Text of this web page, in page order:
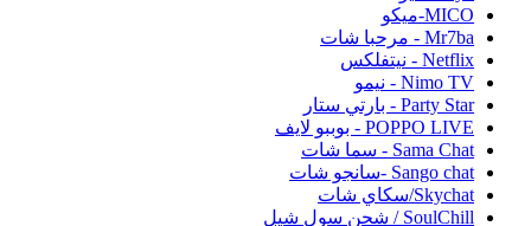
MICO-ميكو
Mr7ba - مرحبا شات
Netflix - نيتفلكس
Nimo TV - نيمو
Party Star - بارتي ستار
POPPO LIVE - بوببو لايف
Sama Chat - سما شات
Sango chat -سانجو شات
Skychat/سكاي شات
SoulChill / شحن سول شيل